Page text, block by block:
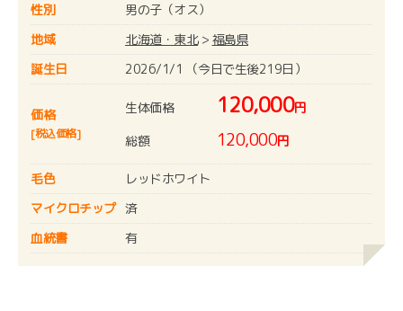
性別
男の子（オス）
地域
北海道・東北> 福島県
誕生日
2026/1/1 （今日で生後219日）
価格
[税込価格]
生体価格 120,000円
総額
120,000円
毛色
レッドホワイト
マイクロチップ 済
血統書
有